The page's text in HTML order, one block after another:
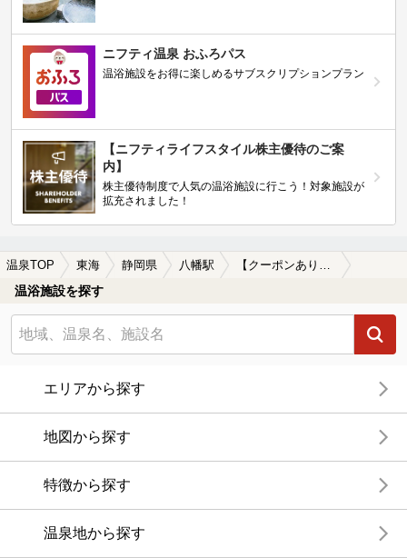
ニフティ温泉 おふろパス
温浴施設をお得に楽しめるサブスクリプションプラン
【ニフティライフスタイル株主優待のご案
内】
株主優待制度で人気の温浴施設に行こう！対象施設が
拡充されました！
温泉TOP 東海 静岡県 八幡駅
温浴施設を探す
エリアから探す
地図から探す
特徴から探す
温泉地から探す